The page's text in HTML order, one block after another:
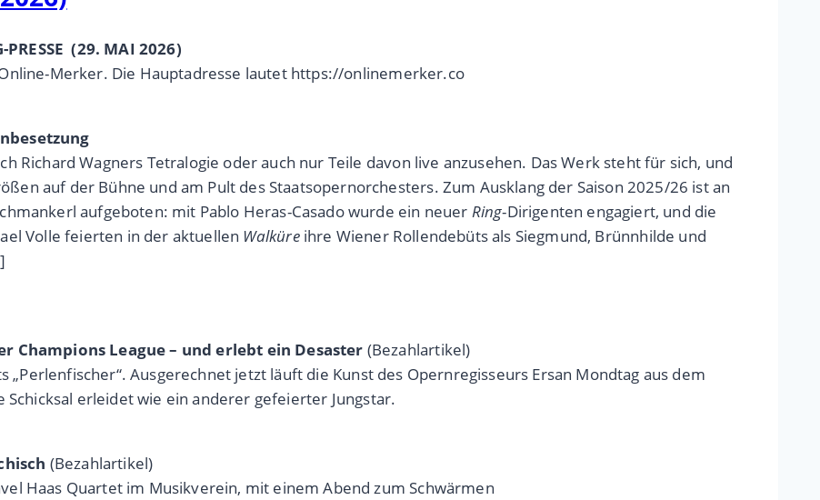
(29. MAI 2026)
Merker. Die Hauptadresse lautet https://onlinemerker.co
Richard Wagners Tetralogie oder auch nur Teile davon live anzusehen. Das Werk steht für sich, und
auf der Bühne und am Pult des Staatsopernorchesters. Zum Ausklang der Saison 2025/26 ist an
aufgeboten: mit Pablo Heras-Casado wurde ein neuer Ring-Dirigenten engagiert, und die
Volle feierten in der aktuellen Walküreihre Wiener Rollendebüts als Siegmund, Brünnhilde und
Champions League – und erlebt ein Desaster (Bezahlartikel)
Ausgerechnet jetzt läuft die Kunst des Opernregisseurs Ersan Mondtag aus dem
Schicksal erleidet wie ein anderer gefeierter Jungstar.
(Bezahlartikel)
Haas Quartet im Musikverein, mit einem Abend zum Schwärmen